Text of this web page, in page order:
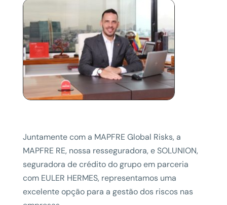
Juntamente com a MAPFRE Global Risks, a
MAPFRE RE, nossa resseguradora, e SOLUNION,
seguradora de crédito do grupo em parceria
com EULER HERMES, representamos uma
excelente opção para a gestão dos riscos nas